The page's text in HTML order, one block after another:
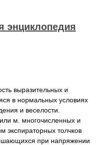
энциклопедия
выразительных и
в нормальных условиях
и веселости.
м. многочисленных и
экспираторных толчков
при напряжении